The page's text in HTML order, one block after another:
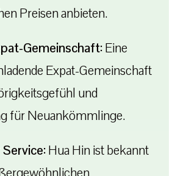
Preisen anbieten.
Gemeinschaft:Eine
Expat-Gemeinschaft
und
für Neuankömmlinge.
Hua Hin ist bekannt